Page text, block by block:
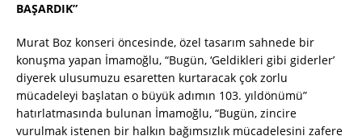
BAŞARDIK”
Murat Boz konseri öncesinde, özel tasarım sahnede bir
konuşma yapan İmamoğlu, “Bugün, ‘Geldikleri gibi giderler’
diyerek ulusumuzu esaretten kurtaracak çok zorlu
mücadeleyi başlatan o büyük adımın 103. yıldönümü”
hatırlatmasında bulunan İmamoğlu, “Bugün, zincire
vurulmak istenen bir halkın bağımsızlık mücadelesini zafere